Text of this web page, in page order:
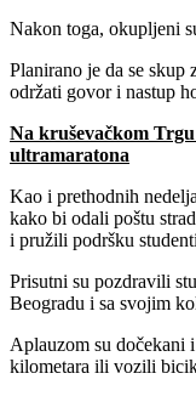
Nakon toga, okupljeni
Planirano je da se skup
održati govor i nastup
Na kruševačkom
ultramaratona
Kao i prethodnih
kako bi odali poštu
i pružili podršku
Prisutni su pozdravili
Beogradu i sa svojim
Aplauzom su dočekani
kilometara ili vozili